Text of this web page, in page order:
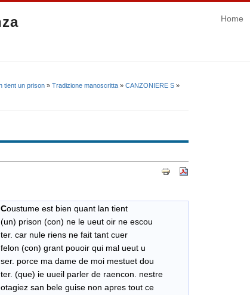
Home
tient un prison » Tradizione manoscritta » CANZONIERE S »
Coustume est bien quant lan tient
(un) prison (con) ne le ueut oir ne escou
ter. car nule riens ne fait tant cuer
felon (con) grant pouoir qui mal ueut u
ser. porce ma dame de moi mestuet dou
ter. (que) ie uueil parler de raencon. nestre
otagiez san bele guise non apres tout ce